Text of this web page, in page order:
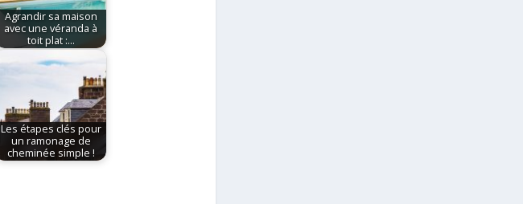
Agrandir sa maison
avec une véranda à
toit plat :…
Les étapes clés pour
un ramonage de
cheminée simple !